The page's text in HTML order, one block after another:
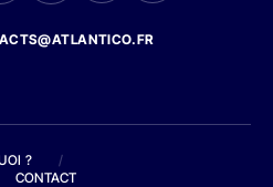
?
/
CONTACT